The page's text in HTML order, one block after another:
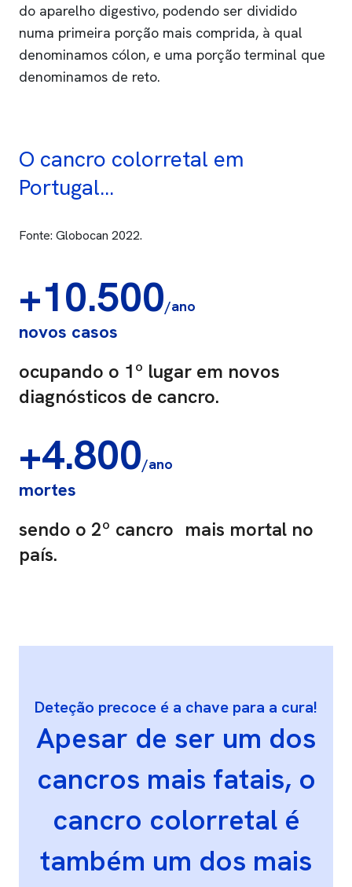
do aparelho digestivo, podendo ser dividido
numa primeira porção mais comprida, à qual
denominamos cólon, e uma porção terminal que
denominamos de reto.
O cancro colorretal em
Portugal...
Fonte: Globocan 2022.
+10.500/ano
novos casos
ocupando o 1º lugar em novos
diagnósticos de cancro.
+4.800/ano
mortes
sendo o 2º cancro mais mortal no
país.
Deteção precoce é a chave para a cura!
Apesar de ser um dos
cancros mais fatais, o
cancro colorretal é
também um dos mais